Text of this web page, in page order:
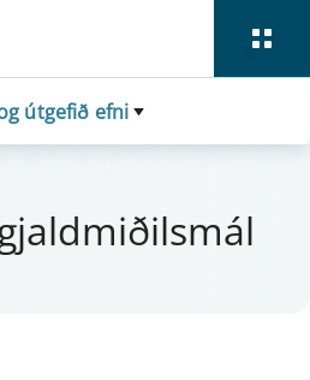
útgefið efni